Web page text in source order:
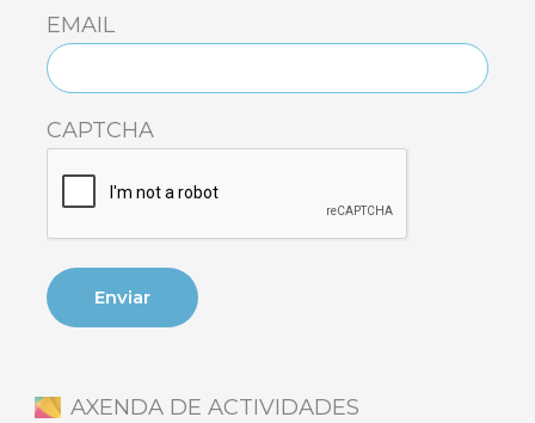
EMAIL
CAPTCHA
AXENDA DE ACTIVIDADES